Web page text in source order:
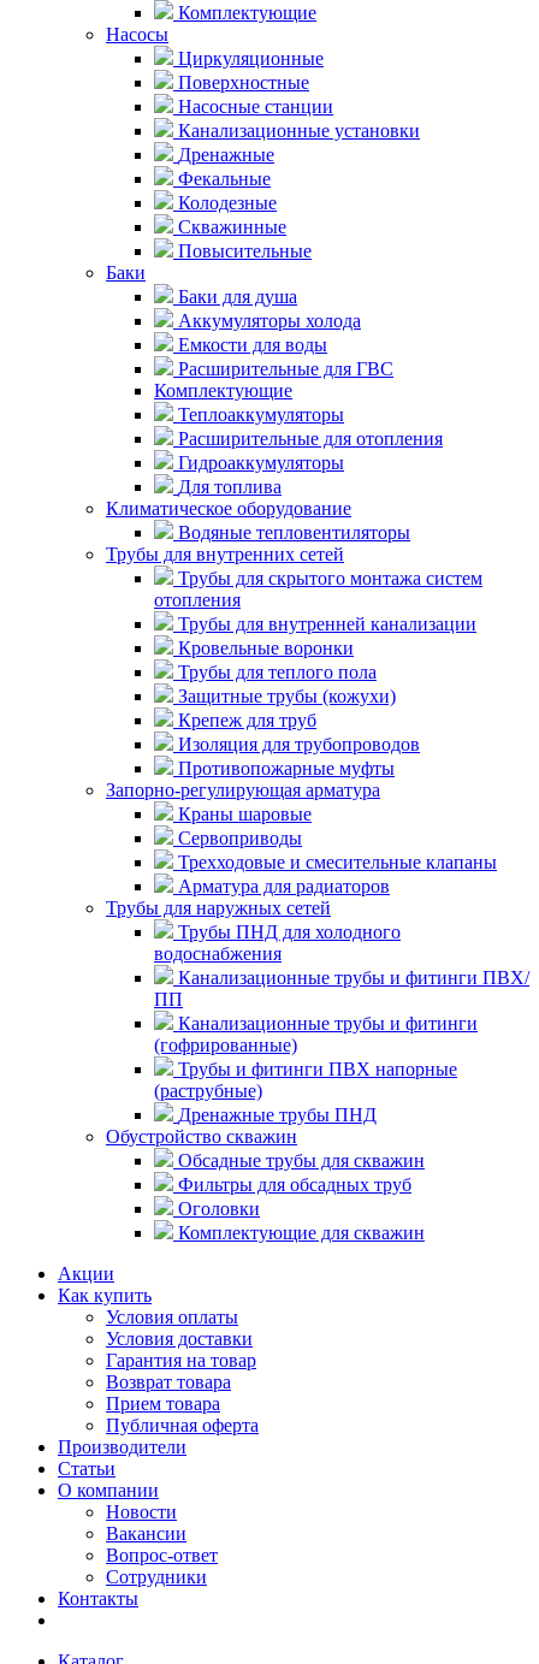
Комплектующие
Насосы
Циркуляционные
Поверхностные
Насосные станции
Канализационные установки
Дренажные
Фекальные
Колодезные
Скважинные
Повысительные
Баки
Баки для душа
Аккумуляторы холода
Емкости для воды
Расширительные для ГВС
Комплектующие
Теплоаккумуляторы
Расширительные для отопления
Гидроаккумуляторы
Для топлива
Климатическое оборудование
Водяные тепловентиляторы
Трубы для внутренних сетей
Трубы для скрытого монтажа систем
отопления
Трубы для внутренней канализации
Кровельные воронки
Трубы для теплого пола
Защитные трубы (кожухи)
Крепеж для труб
Изоляция для трубопроводов
Противопожарные муфты
Запорно-регулирующая арматура
Краны шаровые
Сервоприводы
Трехходовые и смесительные клапаны
Арматура для радиаторов
Трубы для наружных сетей
Трубы ПНД для холодного
водоснабжения
Канализационные трубы и фитинги ПВХ/
ПП
Канализационные трубы и фитинги
(гофрированные)
Трубы и фитинги ПВХ напорные
(раструбные)
Дренажные трубы ПНД
Обустройство скважин
Обсадные трубы для скважин
Фильтры для обсадных труб
Оголовки
Комплектующие для скважин
Акции
Как купить
Условия оплаты
Условия доставки
Гарантия на товар
Возврат товара
Прием товара
Публичная оферта
Производители
Статьи
О компании
Новости
Вакансии
Вопрос-ответ
Сотрудники
Контакты